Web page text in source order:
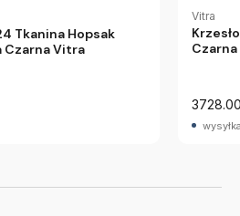
Tkanina Hopsak
Czarna Vitra
Vitra